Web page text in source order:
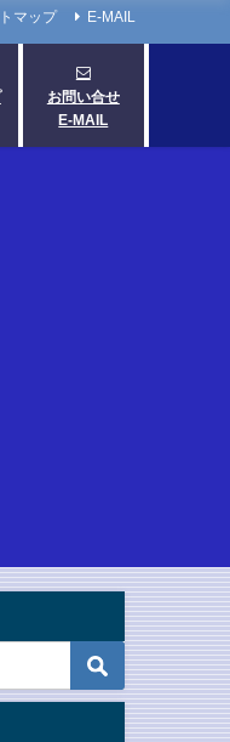
マップ E-MAIL
お問い合せ
E-MAIL